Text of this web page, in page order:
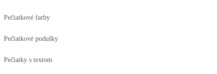
Pečiatkové farby
Pečiatkové podušky
Pečiatky s textom